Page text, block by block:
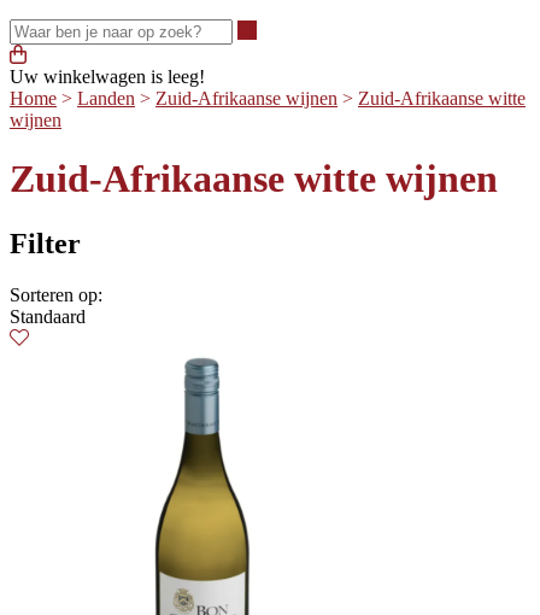
Uw winkelwagen is leeg!
Home > Landen > Zuid-Afrikaanse wijnen > Zuid-Afrikaanse witte
wijnen
Zuid-Afrikaanse witte wijnen
Filter
Sorteren op:
Standaard